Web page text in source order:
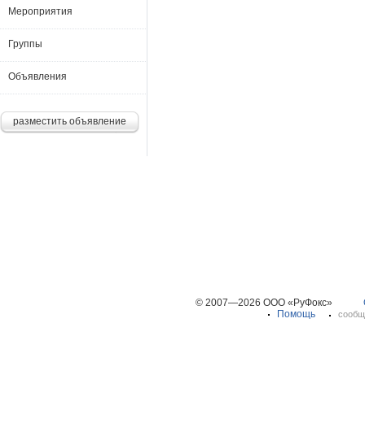
Мероприятия
Группы
Объявления
разместить объявление
© 2007—2026 ООО «РуФокс»
Помощь